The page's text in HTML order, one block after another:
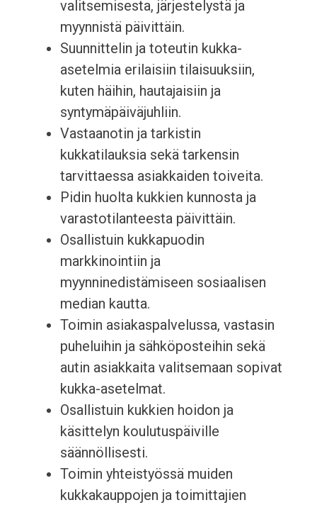
valitsemisesta, järjestelystä ja
myynnistä päivittäin.
Suunnittelin ja toteutin kukka-
asetelmia erilaisiin tilaisuuksiin,
kuten häihin, hautajaisiin ja
syntymäpäiväjuhliin.
Vastaanotin ja tarkistin
kukkatilauksia sekä tarkensin
tarvittaessa asiakkaiden toiveita.
Pidin huolta kukkien kunnosta ja
varastotilanteesta päivittäin.
Osallistuin kukkapuodin
markkinointiin ja
myynninedistämiseen sosiaalisen
median kautta.
Toimin asiakaspalvelussa, vastasin
puheluihin ja sähköposteihin sekä
autin asiakkaita valitsemaan sopivat
kukka-asetelmat.
Osallistuin kukkien hoidon ja
käsittelyn koulutuspäiville
säännöllisesti.
Toimin yhteistyössä muiden
kukkakauppojen ja toimittajien